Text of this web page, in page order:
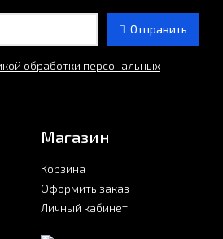
Отправить
обработки персональных
Магазин
Корзина
Оформить заказ
Личный кабинет